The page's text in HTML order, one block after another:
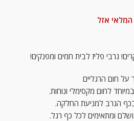
המלאי אזל
גרבי פליז לבית חמים ומפנקים!
על חום הרגליים
לחום מקסימלי ונוחות.
בכף הגרב למניעת החלקה.
ומתאימים לכל כף רגל.